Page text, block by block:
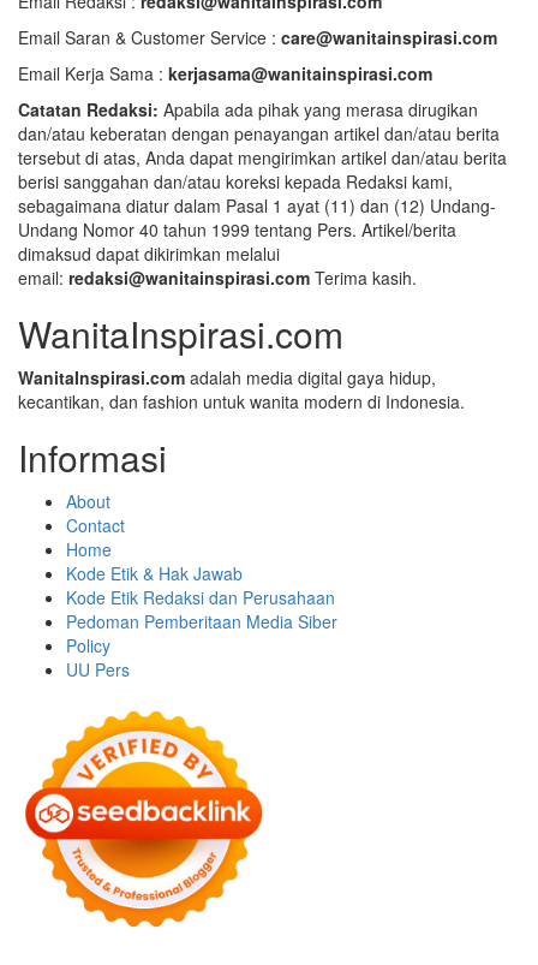
Email Saran & Customer Service : care@wanitainspirasi.com
Email Kerja Sama : kerjasama@wanitainspirasi.com
Catatan Redaksi: Apabila ada pihak yang merasa dirugikan
dan/atau keberatan dengan penayangan artikel dan/atau berita
tersebut di atas, Anda dapat mengirimkan artikel dan/atau berita
berisi sanggahan dan/atau koreksi kepada Redaksi kami,
sebagaimana diatur dalam Pasal 1 ayat (11) dan (12) Undang-
Undang Nomor 40 tahun 1999 tentang Pers. Artikel/berita
dimaksud dapat dikirimkan melalui
email: redaksi@wanitainspirasi.com Terima kasih.
WanitaInspirasi.com
WanitaInspirasi.com adalah media digital gaya hidup,
kecantikan, dan fashion untuk wanita modern di Indonesia.
Informasi
About
Contact
Home
Kode Etik & Hak Jawab
Kode Etik Redaksi dan Perusahaan
Pedoman Pemberitaan Media Siber
Policy
UU Pers